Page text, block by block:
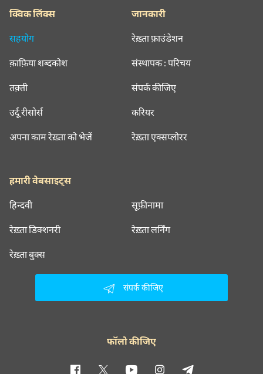
क्विक लिंक्स
सहयोग
क़ाफ़िया शब्दकोश
तक़्ती
उर्दू रीसोर्स
अपना काम रेख़्ता को भेजें
जानकारी
रेख़्ता फ़ाउंडेशन
संस्थापक : परिचय
संपर्क कीजिए
करियर
रेख़्ता एक्सप्लोरर
हमारी वेबसाइट्स
हिन्दवी सूफ़ीनामा
रेख़्ता डिक्शनरी रेख़्ता लर्निंग
रेख़्ता बुक्स
संपर्क कीजिए
फॉलो कीजिए